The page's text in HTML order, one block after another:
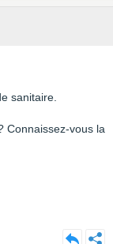
sanitaire.
Connaissez-vous la